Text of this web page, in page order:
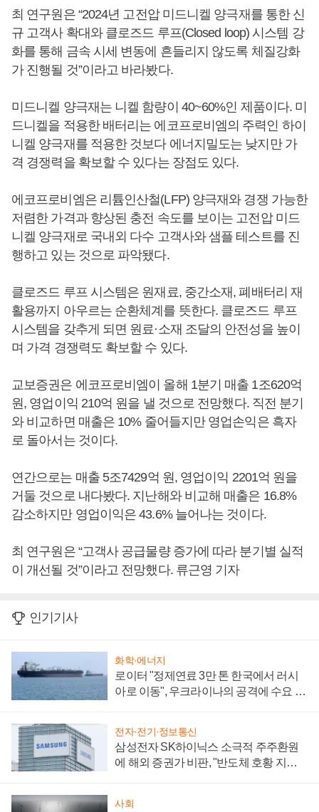
최 연구원은 “2024년 고전압 미드니켈 양극재를 통한 신
규 고객사 확대와 클로즈드 루프(Closed loop) 시스템 강
화를 통해 금속 시세 변동에 흔들리지 않도록 체질강화
가 진행될 것”이라고 바라봤다.
미드니켈 양극재는 니켈 함량이 40~60%인 제품이다. 미
드니켈을 적용한 배터리는 에코프로비엠의 주력인 하이
니켈 양극재를 적용한 것보다 에너지밀도는 낮지만 가
격 경쟁력을 확보할 수 있다는 장점도 있다.
에코프로비엠은 리튬인산철(LFP) 양극재와 경쟁 가능한
저렴한 가격과 향상된 충전 속도를 보이는 고전압 미드
니켈 양극재로 국내외 다수 고객사와 샘플 테스트를 진
행하고 있는 것으로 파악됐다.
클로즈드 루프 시스템은 원재료, 중간소재, 폐배터리 재
활용까지 아우르는 순환체계를 뜻한다. 클로즈드 루프
시스템을 갖추게 되면 원료·소재 조달의 안전성을 높이
며 가격 경쟁력도 확보할 수 있다.
교보증권은 에코프로비엠이 올해 1분기 매출 1조620억
원, 영업이익 210억 원을 낼 것으로 전망했다. 직전 분기
와 비교하면 매출은 10% 줄어들지만 영업손익은 흑자
로 돌아서는 것이다.
연간으로는 매출 5조7429억 원, 영업이익 2201억 원을
거둘 것으로 내다봤다. 지난해와 비교해 매출은 16.8%
감소하지만 영업이익은 43.6% 늘어나는 것이다.
최 연구원은 “고객사 공급물량 증가에 따라 분기별 실적
이 개선될 것”이라고 전망했다. 류근영 기자
인기기사
화학·에너지
로이터 "정제연료 3만 톤 한국에서 러시
아로 이동", 우크라이나의 공격에 수요 늘
전자·전기·정보통신
삼성전자 SK하이닉스 소극적 주주환원
에 해외 증권가 비판, "반도체 호황 지속
사회